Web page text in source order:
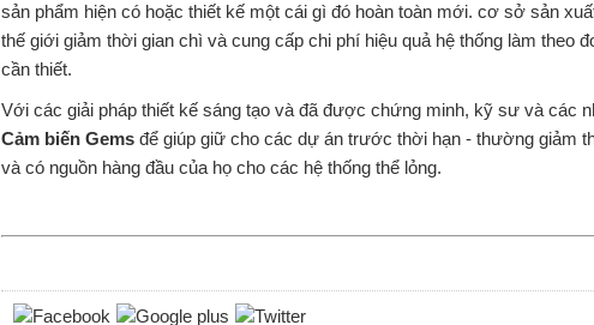
sản phẩm hiện có hoặc thiết kế một cái gì đó hoàn toàn mới. cơ sở sản
thế giới giảm thời gian chì và cung cấp chi phí hiệu quả hệ thống làm theo
cần thiết.
Với các giải pháp thiết kế sáng tạo và đã được chứng minh, kỹ sư và các
Cảm biến Gems để giúp giữ cho các dự án trước thời hạn - thường giảm
và có nguồn hàng đầu của họ cho các hệ thống thể lỏng.